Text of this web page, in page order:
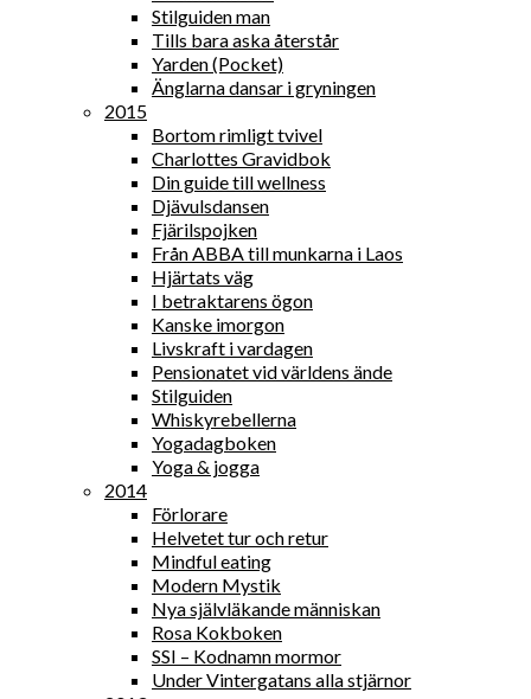
Stilguiden man
Tills bara aska återstår
Yarden (Pocket)
Änglarna dansar i gryningen
2015
Bortom rimligt tvivel
Charlottes Gravidbok
Din guide till wellness
Djävulsdansen
Fjärilspojken
Från ABBA till munkarna i Laos
Hjärtats väg
I betraktarens ögon
Kanske imorgon
Livskraft i vardagen
Pensionatet vid världens ände
Stilguiden
Whiskyrebellerna
Yogadagboken
Yoga & jogga
2014
Förlorare
Helvetet tur och retur
Mindful eating
Modern Mystik
Nya självläkande människan
Rosa Kokboken
SSI – Kodnamn mormor
Under Vintergatans alla stjärnor